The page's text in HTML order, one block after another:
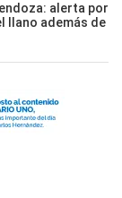
alerta por
llano además de